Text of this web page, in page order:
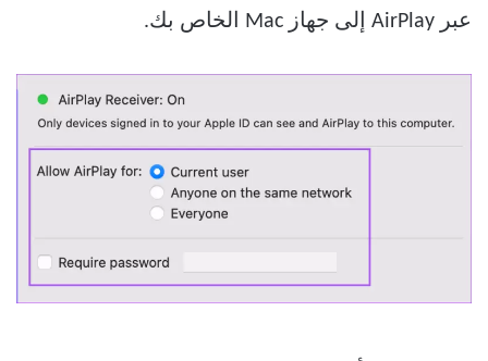
عبر AirPlay إلى جهاز Mac الخاص بك.